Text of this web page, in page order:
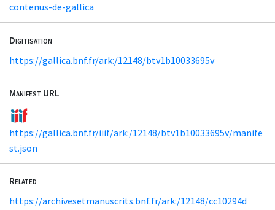
contenus-de-gallica
Digitisation
https://gallica.bnf.fr/ark:/12148/btv1b10033695v
Manifest URL
https://gallica.bnf.fr/iiif/ark:/12148/btv1b10033695v/manife
st.json
Related
https://archivesetmanuscrits.bnf.fr/ark:/12148/cc10294d